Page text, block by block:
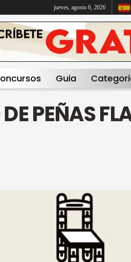
jueves, agosto 6, 2026
Guia
PEÑAS